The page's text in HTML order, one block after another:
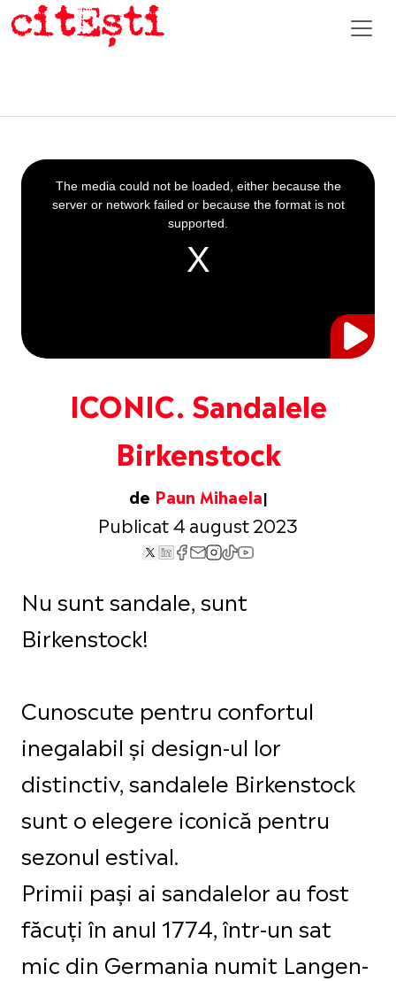
ICONIC. Sandalele
Birkenstock
de Paun Mihaela
Publicat 4 august 2023
This
is
a
The media could not be loaded, either because the
server or network failed or because the format is not
supported.
Nu sunt sandale, sunt
Birkenstock!
Cunoscute pentru confortul
inegalabil și design-ul lor
distinctiv, sandalele Birkenstock
sunt o elegere iconică pentru
sezonul estival.
Primii pași ai sandalelor au fost
făcuți în anul 1774, într-un sat
mic din Germania numit Langen-